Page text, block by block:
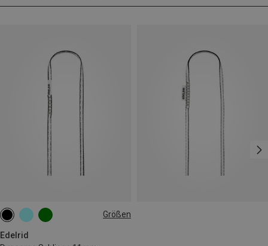
Größen
Edelrid
90CM/NIGHT